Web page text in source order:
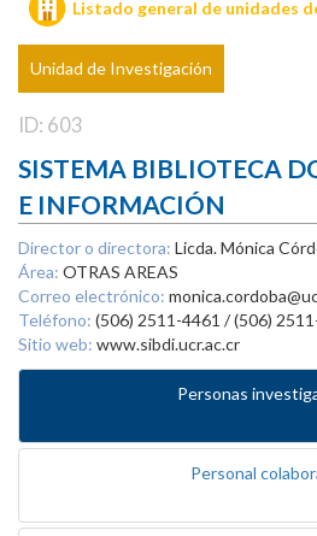
Listado general de unidades
Unidad de Investigación
ID: 603
SISTEMA BIBLIOTECA
E INFORMACIÓN
Director o directora: Licda. Mónica
Área: OTRAS AREAS
Correo electrónico:
Teléfono: (506) 2511-4461 / (506)
Sitio web: www.sibdi.ucr.ac.cr
Personas
Personal